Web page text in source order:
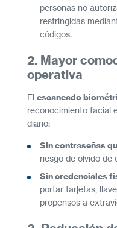
personas no
restringidas
códigos.
2. Mayor
operativa
El escaneado
reconocimiento facial
diario:
Sin contraseñas
riesgo de olvido de
Sin credenciales
portar tarjetas,
propensos a